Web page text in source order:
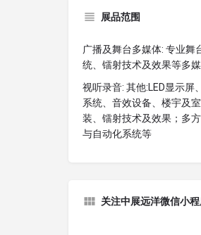
展品范围
广播及舞台多媒体: 专业
统、镭射技术及效果等多
视听录音: 其他:LED显示
系统、音效设备、楼宇及
装、镭射技术及效果；多
与自动化系统等
关注中展远洋微信小